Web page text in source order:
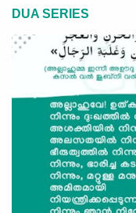
DUA SERIES